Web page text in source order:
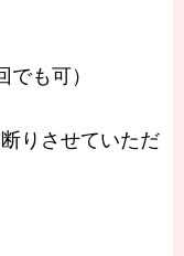
でも可）
りさせていただ